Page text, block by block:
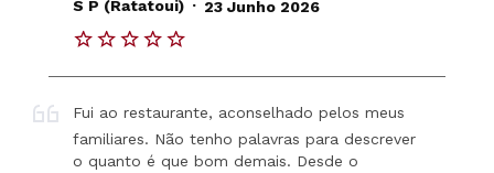
S P (Ratatoui)
23 Junho 2026
Fui ao restaurante, aconselhado pelos meus
familiares. Não tenho palavras para descrever
o quanto é que bom demais. Desde o